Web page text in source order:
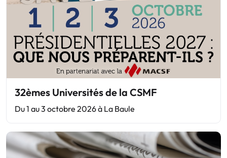
32èmes Universités de la CSMF
Du 1 au 3 octobre 2026 à La Baule